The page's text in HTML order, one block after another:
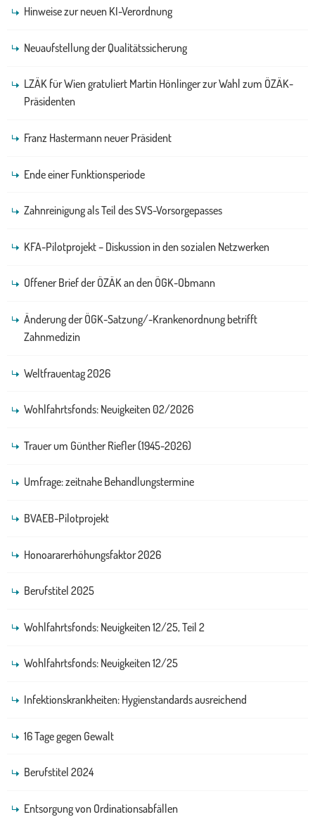
Hinweise zur neuen KI-Verordnung
Neuaufstellung der Qualitätssicherung
LZÄK für Wien gratuliert Martin Hönlinger zur Wahl zum ÖZÄK-
Präsidenten
Franz Hastermann neuer Präsident
Ende einer Funktionsperiode
Zahnreinigung als Teil des SVS-Vorsorgepasses
KFA-Pilotprojekt – Diskussion in den sozialen Netzwerken
Offener Brief der ÖZÄK an den ÖGK-Obmann
Änderung der ÖGK-Satzung/-Krankenordnung betrifft
Zahnmedizin
Weltfrauentag 2026
Wohlfahrtsfonds: Neuigkeiten 02/2026
Trauer um Günther Riefler (1945-2026)
Umfrage: zeitnahe Behandlungstermine
BVAEB-Pilotprojekt
Honoararerhöhungsfaktor 2026
Berufstitel 2025
Wohlfahrtsfonds: Neuigkeiten 12/25, Teil 2
Wohlfahrtsfonds: Neuigkeiten 12/25
Infektionskrankheiten: Hygienstandards ausreichend
16 Tage gegen Gewalt
Berufstitel 2024
Entsorgung von Ordinationsabfällen